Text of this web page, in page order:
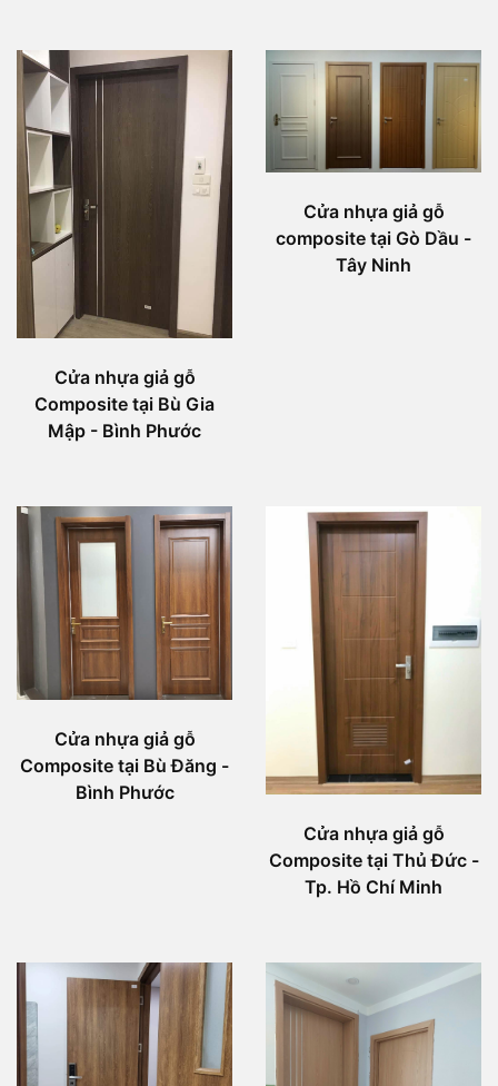
Cửa nhựa giả gỗ
Composite tại Bù Gia
Mập - Bình Phước
Cửa nhựa giả gỗ
composite tại Gò Dầu -
Tây Ninh
Cửa nhựa giả gỗ
Composite tại Bù Đăng -
Bình Phước
Cửa nhựa giả gỗ
Composite tại Thủ Đức -
Tp. Hồ Chí Minh